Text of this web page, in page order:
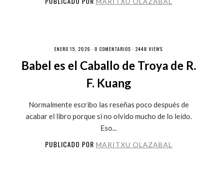
ENERO 15, 2026 · 0 COMENTARIOS · 2448 VIEWS
Babel es el Caballo de Troya de R.
F. Kuang
Normalmente escribo las reseñas poco después de
acabar el libro porque si no olvido mucho de lo leído.
Eso...
PUBLICADO POR MARITXU OLAZABAL